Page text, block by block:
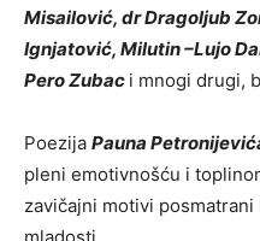
Misailović, dr Dragoljub
Ignjatović, Milutin –Lujo
Pero Zubac i mnogi drugi,
Poezija Pauna
pleni emotivnošću i
zavičajni motivi